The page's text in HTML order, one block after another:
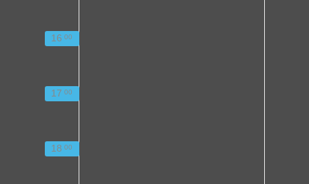
16 00
17 00
18 00